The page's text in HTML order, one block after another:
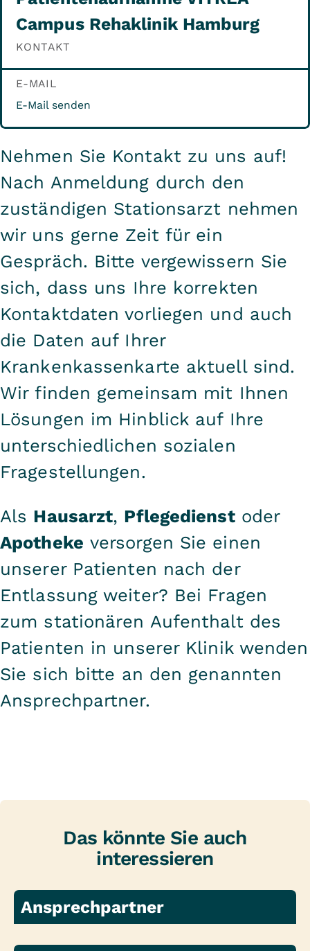
Heimplatzes.
Campus Rehaklinik Hamburg
KONTAKT
E-MAIL
E-Mail senden
Nehmen Sie Kontakt zu uns auf!
Nach Anmeldung durch den
zuständigen Stationsarzt nehmen
wir uns gerne Zeit für ein
Gespräch. Bitte vergewissern Sie
sich, dass uns Ihre korrekten
Kontaktdaten vorliegen und auch
die Daten auf Ihrer
Krankenkassenkarte aktuell sind.
Wir finden gemeinsam mit Ihnen
Lösungen im Hinblick auf Ihre
unterschiedlichen sozialen
Fragestellungen.
Als Hausarzt, Pflegedienstoder
Apotheke versorgen Sie einen
unserer Patienten nach der
Entlassung weiter? Bei Fragen
zum stationären Aufenthalt des
Patienten in unserer Klinik wenden
Sie sich bitte an den genannten
Ansprechpartner.
Das könnte Sie auch
interessieren
Ansprechpartner